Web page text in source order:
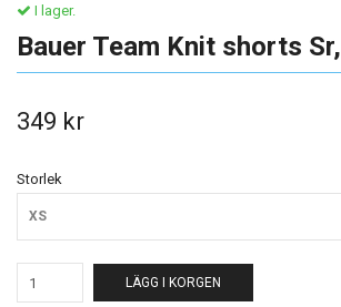
I lager.
Bauer Team Knit shorts Sr,
349 kr
Storlek
XS
LÄGG I KORGEN